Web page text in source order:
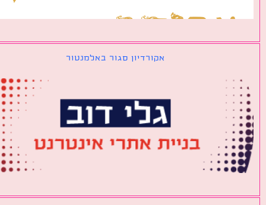
אקורדיון סגור באלמנטור